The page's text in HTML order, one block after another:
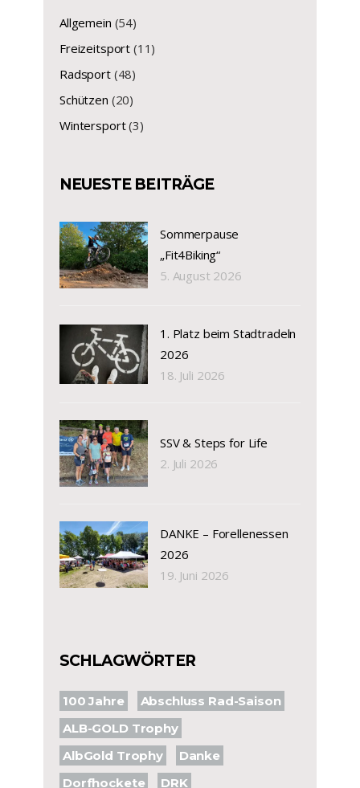
Allgemein (54)
Freizeitsport (11)
Radsport(48)
Schützen (20)
Wintersport(3)
NEUESTE BEITRÄGE
Sommerpause
„Fit4Biking“
5. August 2026
1. Platz beim Stadtradeln
2026
18. Juli 2026
SSV & Steps for Life
2. Juli 2026
DANKE – Forellenessen
2026
19. Juni 2026
SCHLAGWÖRTER
100 Jahre
Abschluss Rad-Saison
ALB-GOLD Trophy
AlbGold Trophy
Danke
Dorfhockete
DRK